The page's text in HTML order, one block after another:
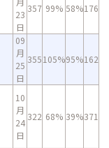
23
日
357 99% 58%176
09
月
25
日
355105%95%162
10
月
24
日
322 68% 39%371